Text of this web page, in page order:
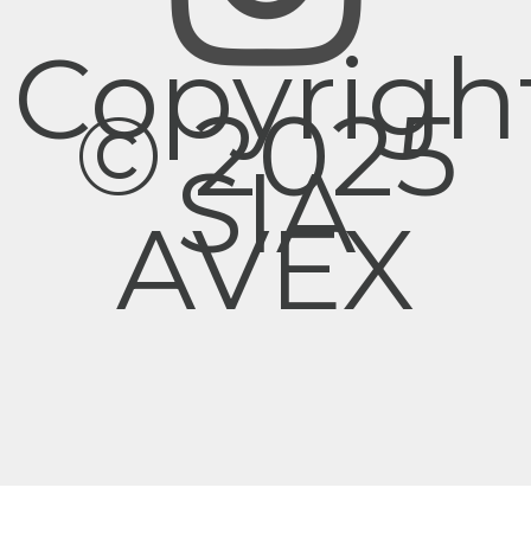
© 2025
SIA
AVEX